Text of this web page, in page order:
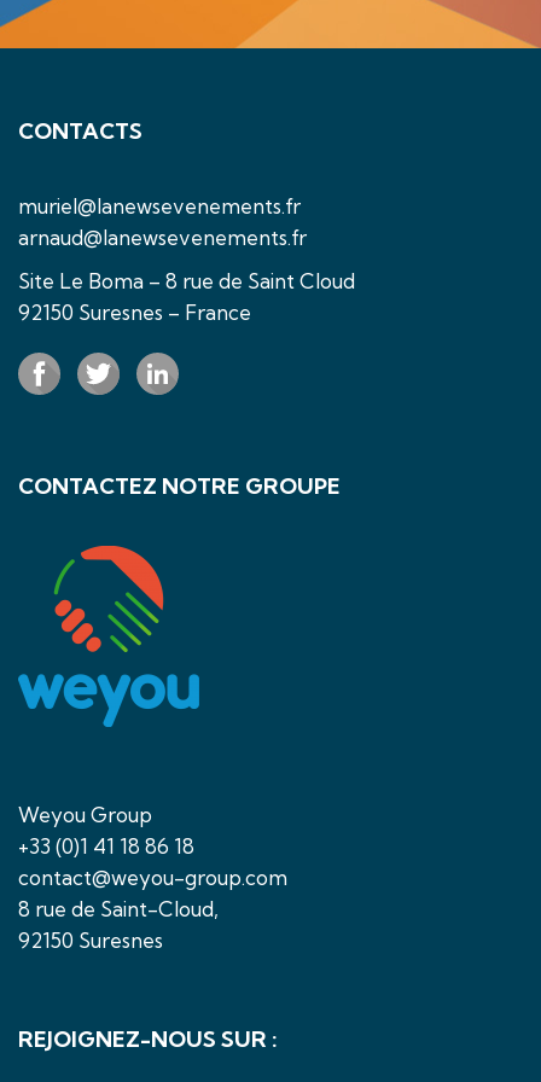
CONTACTS
muriel@lanewsevenements.fr
arnaud@lanewsevenements.fr
Site Le Boma – 8 rue de Saint Cloud
92150 Suresnes – France
CONTACTEZ NOTRE GROUPE
Weyou Group
+33 (0)1 41 18 86 18
contact@weyou-group.com
8 rue de Saint-Cloud,
92150 Suresnes
REJOIGNEZ-NOUS SUR :